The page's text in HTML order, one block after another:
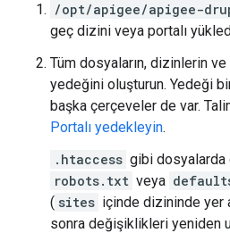
/opt/apigee/apigee-
geç dizini veya portalı
Tüm dosyaların, dizinlerin ve
yedeğini oluşturun. Yedeği
başka çerçeveler de var.
Portalı yedekleyin.
.htaccess gibi dosyalarda
robots.txt veya
( sites içinde dizininde yer
sonra değişiklikleri yeniden